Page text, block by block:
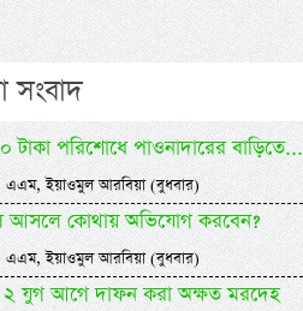
সংবাদ
পরিশোধে পাওনাদারের বাড়িতে...
ইয়াওমুল আরবিয়া (বুধবার)
আসলে কোথায় অভিযোগ করবেন?
ইয়াওমুল আরবিয়া (বুধবার)
যুগ আগে দাফন করা অক্ষত মরদেহ